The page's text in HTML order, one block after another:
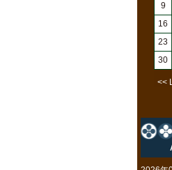
9
16
23
30
<<